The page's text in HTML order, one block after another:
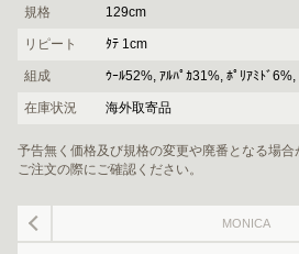
規格 129cm
リピート ﾀﾃ 1cm
組成 ｳｰﾙ52%, ｱﾙﾊﾟｶ31%, ﾎﾟﾘｱﾐﾄﾞ
在庫状況 海外取寄品
予告無く価格及び規格の変更や廃番となる場合
ご注文の際にご確認ください。
MONICA